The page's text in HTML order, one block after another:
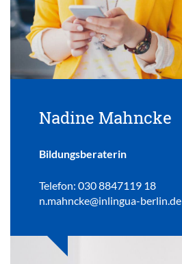
Nadine Mahncke
Bildungsberaterin
Telefon: 030 8847119 18
n.mahncke@inlingua-berlin.de